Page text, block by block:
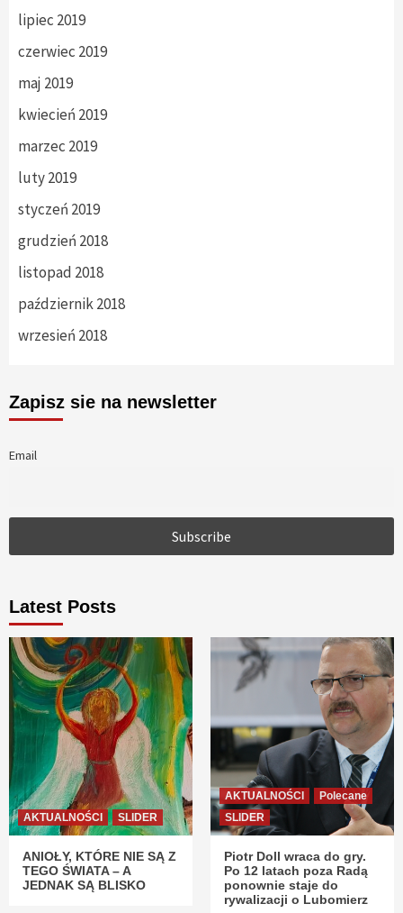
lipiec 2019
czerwiec 2019
maj 2019
kwiecień 2019
marzec 2019
luty 2019
styczeń 2019
grudzień 2018
listopad 2018
październik 2018
wrzesień 2018
Zapisz sie na newsletter
Email
Latest Posts
AKTUALNOŚCI SLIDER
ANIOŁY, KTÓRE NIE SĄ Z
TEGO ŚWIATA – A
JEDNAK SĄ BLISKO
AKTUALNOŚCI
Polecane
SLIDER
Piotr Doll wraca do gry.
Po 12 latach poza Radą
ponownie staje do
rywalizacji o Lubomierz